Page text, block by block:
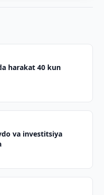
harakat 40 kun
va investitsiya